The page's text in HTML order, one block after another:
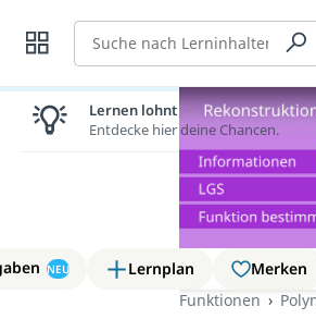
Suche
NEU Lernplan Merken
Funktionen
Lernen lohnt sich!
Entdecke hier deine Chancen.